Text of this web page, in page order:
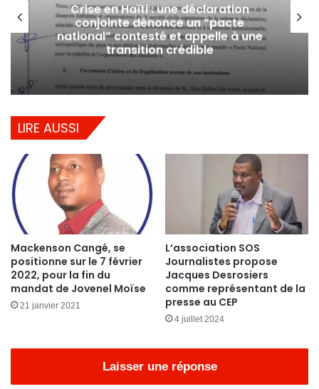
Crise en Haïti : une déclaration
conjointe dénonce un “pacte
national” contesté et appelle à une
transition crédible
LIRE AUSSI
Mackenson Cangé, se
positionne sur le 7 février
2022, pour la fin du
mandat de Jovenel Moïse
21 janvier 2021
L’association SOS
Journalistes propose
Jacques Desrosiers
comme représentant de la
presse au CEP
4 juillet 2024
Laisser une réponse